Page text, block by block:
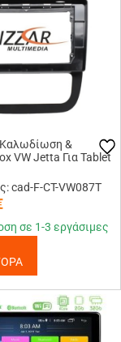
&
VW Jetta Για Tablet
cad-F-CT-VW087T
σε 1-3 εργάσιμες